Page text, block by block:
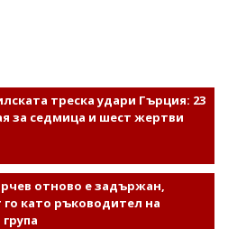
треска удари Гърция: 23
за седмица и шест жертви
отново е задържан,
го като ръководител на